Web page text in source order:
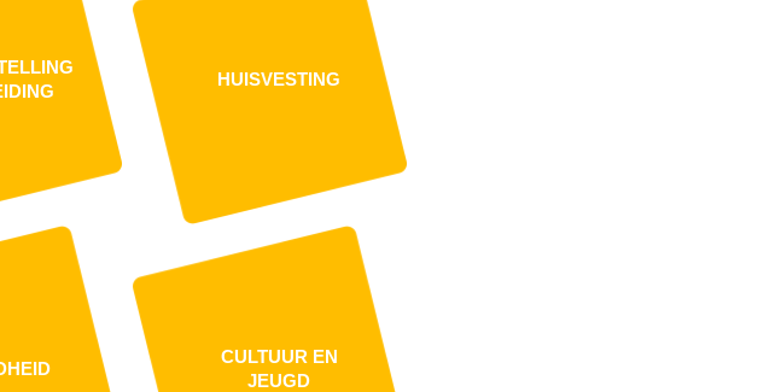
HUISVESTING
CULTUUR EN
JEUGD